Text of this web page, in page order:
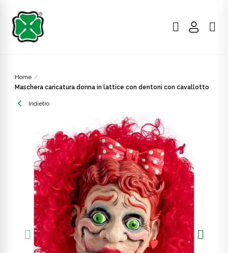
Home
Maschera caricatura donna in lattice con dentoni con cavallotto
Indietro